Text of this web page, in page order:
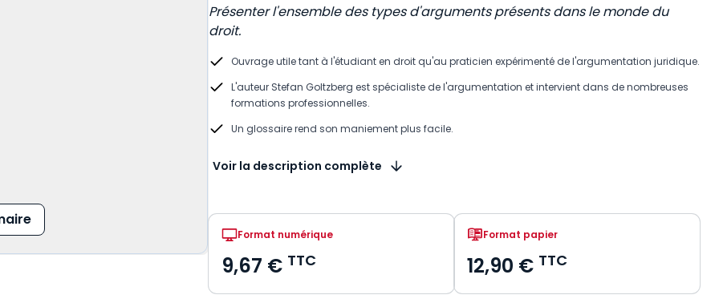
Présenter l'ensemble des types d'arguments présents dans le monde du
droit.
Ouvrage utile tant à l'étudiant en droit qu'au praticien expérimenté de l'argumentation juridique.
L'auteur Stefan Goltzberg est spécialiste de l'argumentation et intervient dans de nombreuses
formations professionnelles.
Un glossaire rend son maniement plus facile.
Voir la description complète
Format numérique
9,67 € TTC
Format papier
12,90 € TTC